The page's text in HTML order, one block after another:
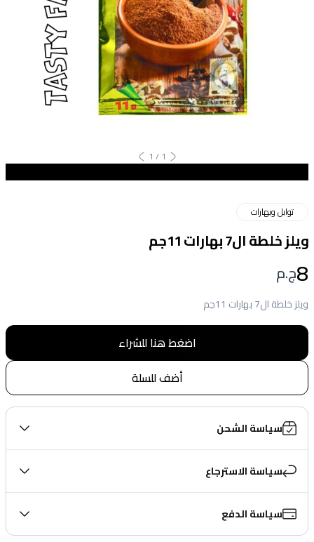
1
/
1
توابل وبهارات
ويلز خلطة ال7 بهارات 11جم
8ج.م
ويلز خلطة ال7 بهارات 11جم
اضغط هنا للشراء
أضف للسلة
سياسة الشحن
سياسة الاسترجاع
سياسة الدفع